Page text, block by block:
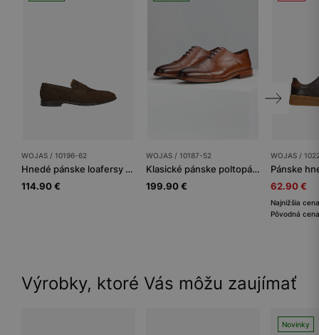
WOJAS / 10196-62
Hnedé pánske loafersy z nubukovej kože
114.90 €
WOJAS / 10187-52
Klasické pánske poltopánky PREMIUM z hladkej kože
199.90 €
WOJAS /
62.90 €
Najnižšia
Pôvodná
Výrobky, ktoré Vás môžu zaujímať
Novinky